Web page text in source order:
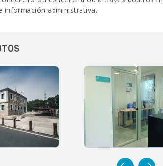
información administrativa.